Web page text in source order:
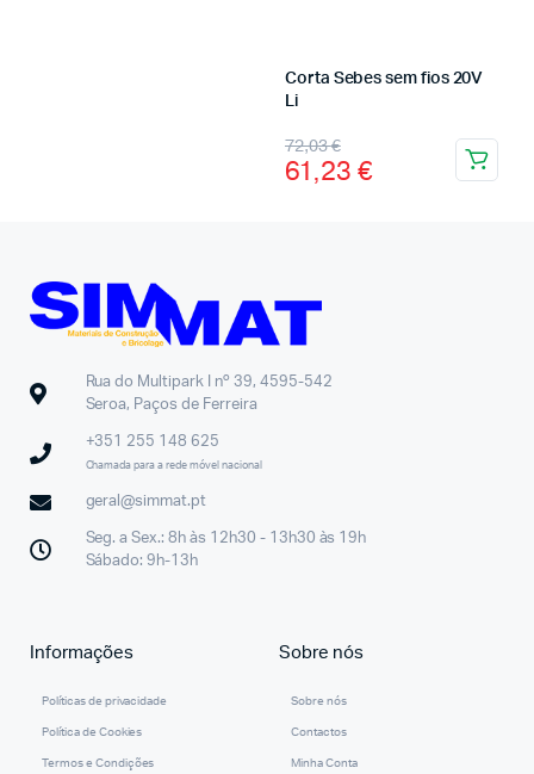
Corta Sebes sem fios 20V
Li
72,03€
61,23 €
Rua do Multipark I nº 39, 4595-542
Seroa, Paços de Ferreira
+351 255 148 625
Chamada para a rede móvel nacional
geral@simmat.pt
Seg. a Sex.: 8h às 12h30 - 13h30 às 19h
Sábado: 9h-13h
Informações
Políticas de privacidade
Política de Cookies
Termos e Condições
Sobre nós
Sobre nós
Contactos
Minha Conta